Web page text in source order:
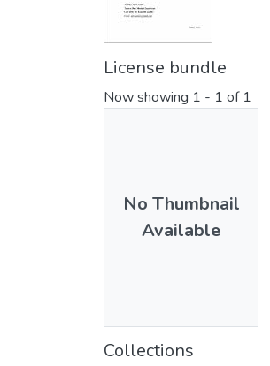
License bundle
Now showing 1 - 1 of 1
No Thumbnail
Available
Collections